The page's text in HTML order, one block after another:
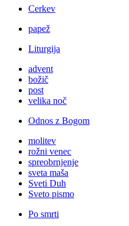
Cerkev
papež
Liturgija
advent
božič
post
velika noč
Odnos z Bogom
molitev
rožni venec
spreobrnjenje
sveta maša
Sveti Duh
Sveto pismo
Po smrti